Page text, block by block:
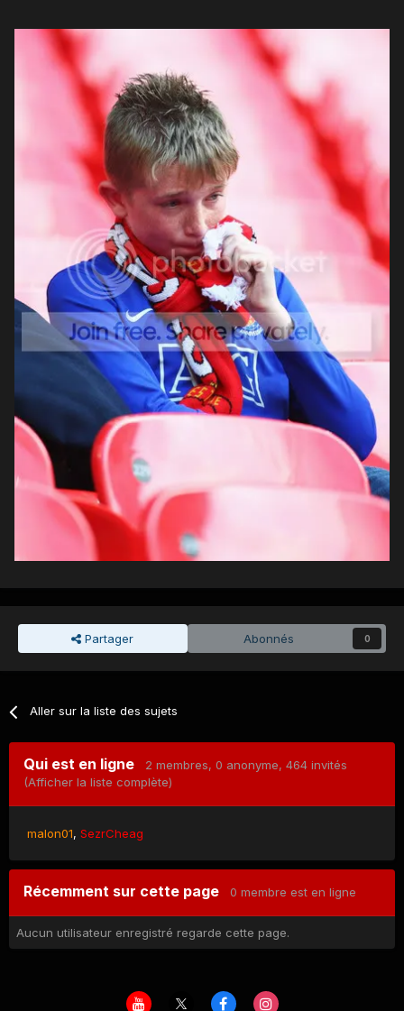
Partager Abonnés 0
Aller sur la liste des sujets
Qui est en ligne 2 membres, 0 anonyme, 464 invités
(Afficher la liste complète)
malon01 SezrCheag
Récemment sur cette page 0 membre est en ligne
Aucun utilisateur enregistré regarde cette page.